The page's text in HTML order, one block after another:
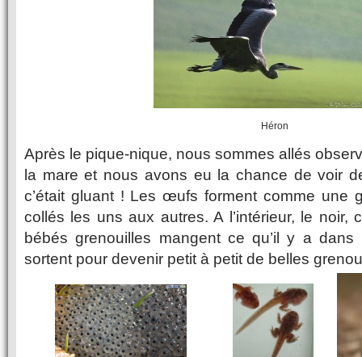
Héron
Après le pique-nique, nous sommes allés
la mare et nous avons eu la chance de voir
c’était gluant ! Les œufs forment comme une
collés les uns aux autres. A l’intérieur, le noir,
bébés grenouilles mangent ce qu’il y a
sortent pour devenir petit à petit de belles